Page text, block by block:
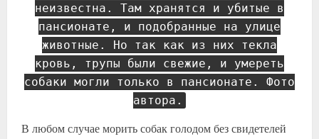
неизвестна. Там хранятся и убитые в
пансионате, и подобранные на улице
животные. Но так как из них текла
кровь, трупы были свежие, и умереть
собаки могли только в пансионате. Фото
автора.
В любом случае морить собак голодом без свидетелей